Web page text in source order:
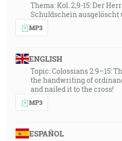
Thema: Kol. 2,9-15: Der
Schuldschein ausgelöscht
MP3
ENGLISH
Topic: Colossians 2:9–15:
the handwriting of
and nailed it to the cross!
MP3
ESPAÑOL